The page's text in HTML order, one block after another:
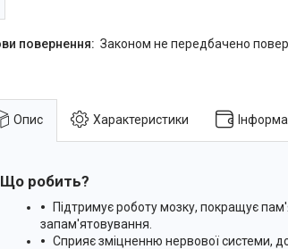
Законом не передбачено
Опис Характеристики
Що робить?
Підтримує роботу мозку, покращує
запам'ятовування.
Сприяє зміцненню нервової системи,